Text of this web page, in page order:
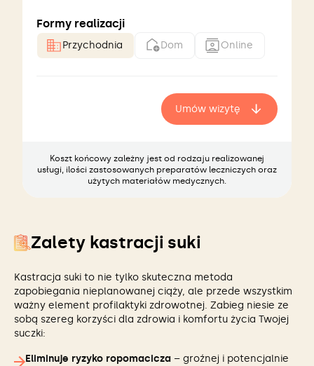
Formy realizacji
Przychodnia Dom Online
Umów wizytę
Koszt końcowy zależny jest od rodzaju realizowanej
usługi, ilości zastosowanych preparatów leczniczych oraz
użytych materiałów medycznych.
Zalety kastracji suki
Kastracja suki to nie tylko skuteczna metoda
zapobiegania nieplanowanej ciąży, ale przede wszystkim
ważny element profilaktyki zdrowotnej. Zabieg niesie ze
sobą szereg korzyści dla zdrowia i komfortu życia Twojej
suczki:
Eliminuje ryzyko ropomacicza – groźnej i potencjalnie